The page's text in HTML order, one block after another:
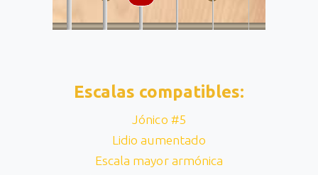
Escalas compatibles:
Jónico #5
Lidio aumentado
Escala mayor armónica